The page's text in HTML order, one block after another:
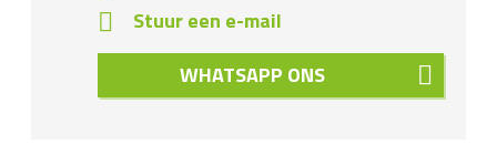
Stuur een e-mail
WHATSAPP ONS